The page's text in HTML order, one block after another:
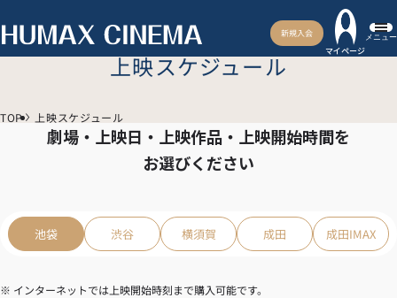
新規入会
マイページ
メニュー
上映スケジュール
TOP 上映スケジュール
劇場・上映日・上映作品・上映開始時間を
お選びください
池袋 渋谷 横須賀 成田 成田IMAX
※ インターネットでは上映開始時刻まで購入可能です。